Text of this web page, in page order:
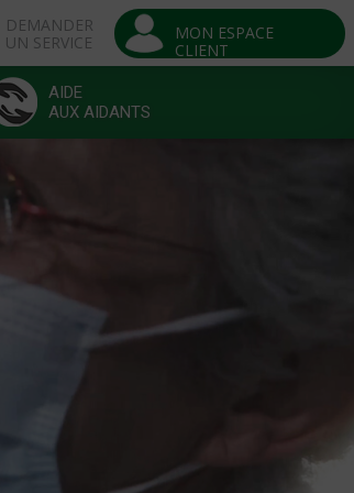
DEMANDER
UN SERVICE
MON ESPACE
CLIENT
AIDE
AUX AIDANTS